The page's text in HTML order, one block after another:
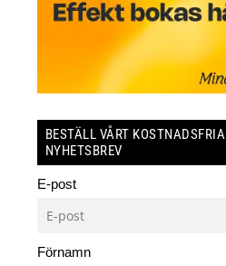
BESTÄLL VÅRT KOSTNADSFRIA
NYHETSBREV
E-post
Förnamn